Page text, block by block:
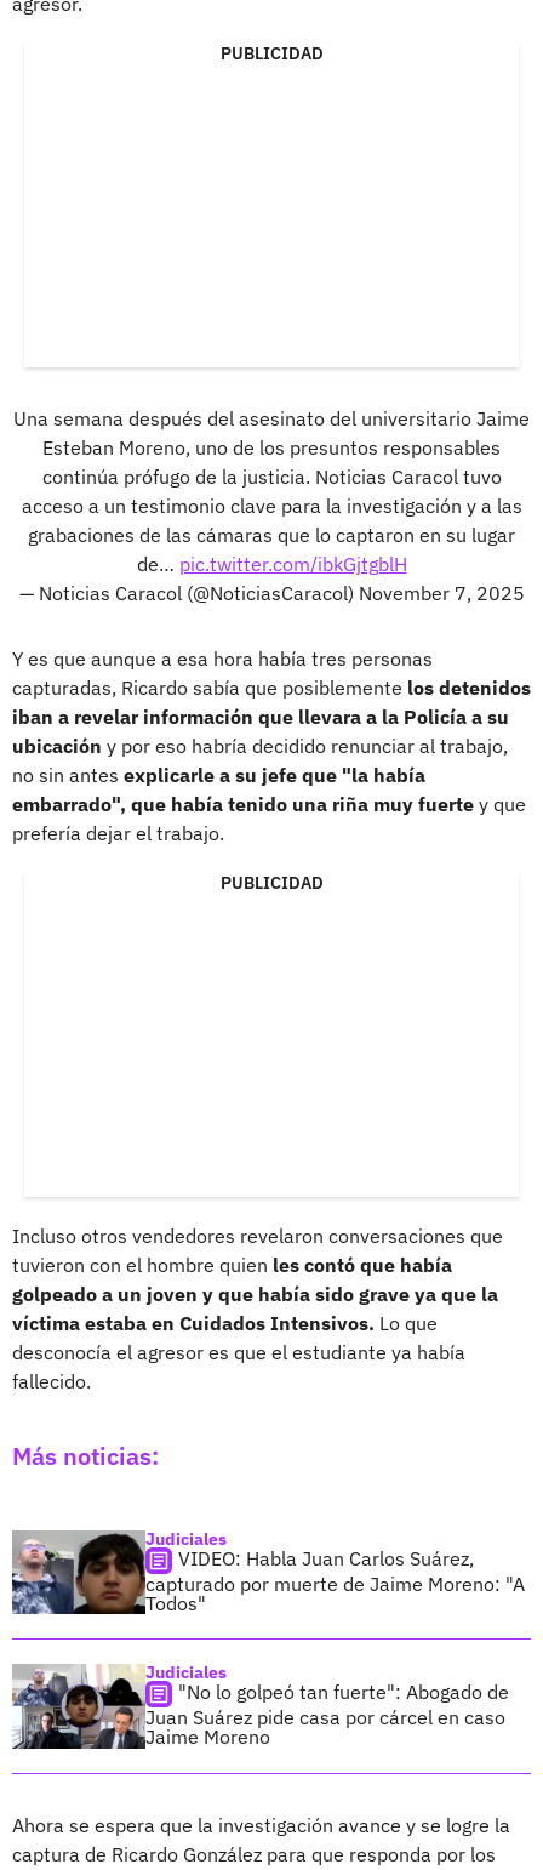
PUBLICIDAD
Una semana después del asesinato del universitario Jaime
Esteban Moreno, uno de los presuntos responsables
continúa prófugo de la justicia. Noticias Caracol tuvo
acceso a un testimonio clave para la investigación y a las
grabaciones de las cámaras que lo captaron en su lugar
de… pic.twitter.com/ibkGjtgblH
— Noticias Caracol (@NoticiasCaracol) November 7, 2025
Y es que aunque a esa hora había tres personas
capturadas, Ricardo sabía que posiblemente los detenidos
iban a revelar información que llevara a la Policía a su
ubicación y por eso habría decidido renunciar al trabajo,
no sin antes explicarle a su jefe que "la había
embarrado", que había tenido una riña muy fuerte y que
prefería dejar el trabajo.
PUBLICIDAD
Incluso otros vendedores revelaron conversaciones que
tuvieron con el hombre quien les contó que había
golpeado a un joven y que había sido grave ya que la
víctima estaba en Cuidados Intensivos. Lo que
desconocía el agresor es que el estudiante ya había
fallecido.
Más noticias:
Judiciales
VIDEO: Habla Juan Carlos Suárez,
capturado por muerte de Jaime Moreno: "A
Todos"
Judiciales
"No lo golpeó tan fuerte": Abogado de
Juan Suárez pide casa por cárcel en caso
Jaime Moreno
Ahora se espera que la investigación avance y se logre la
captura de Ricardo González para que responda por los